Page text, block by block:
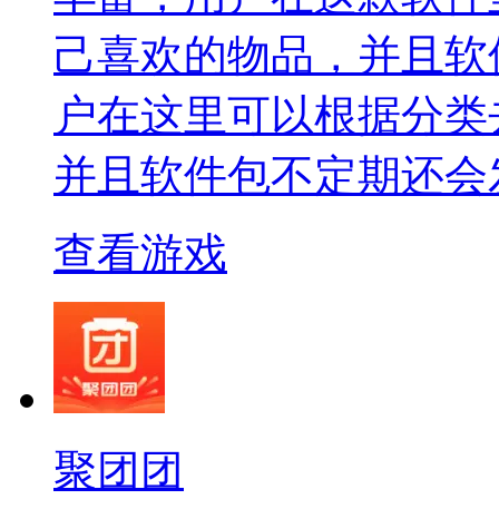
己喜欢的物品，并且
户在这里可以根据分
并且软件包不定期还
查看游戏
聚团团